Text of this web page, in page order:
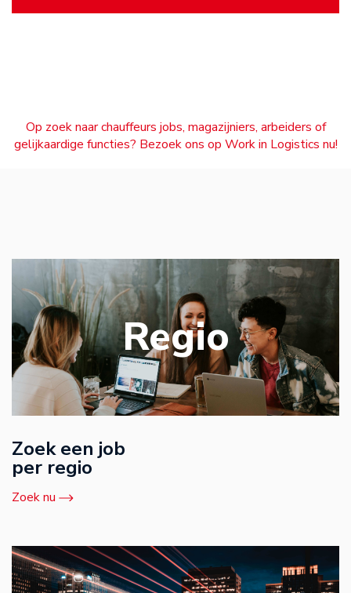
Op zoek naar chauffeurs jobs, magazijniers, arbeiders of
gelijkaardige functies? Bezoek ons op Work in Logistics nu!
Regio
Zoek een job
per regio
Zoek nu